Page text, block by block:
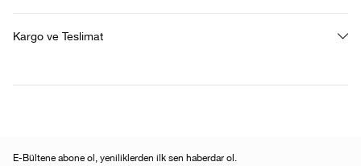
Kargo ve Teslimat
E-Bültene abone ol, yeniliklerden ilk sen haberdar ol.